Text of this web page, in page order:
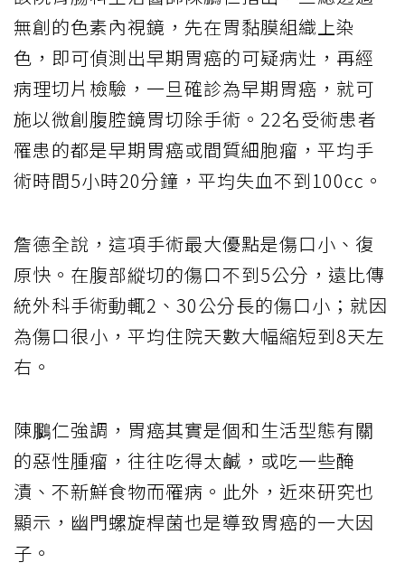
無創的色素內視鏡，先在胃黏膜組織上染
色，即可偵測出早期胃癌的可疑病灶，再經
病理切片檢驗，一旦確診為早期胃癌，就可
施以微創腹腔鏡胃切除手術。22名受術患者
罹患的都是早期胃癌或間質細胞瘤，平均手
術時間5小時20分鐘，平均失血不到100cc。
詹德全說，這項手術最大優點是傷口小、復
原快。在腹部縱切的傷口不到5公分，遠比傳
統外科手術動輒2、30公分長的傷口小；就因
為傷口很小，平均住院天數大幅縮短到8天左
右。
陳鵩仁強調，胃癌其實是個和生活型態有關
的惡性腫瘤，往往吃得太鹹，或吃一些醃
漬、不新鮮食物而罹病。此外，近來研究也
顯示，幽門螺旋桿菌也是導致胃癌的一大因
子。